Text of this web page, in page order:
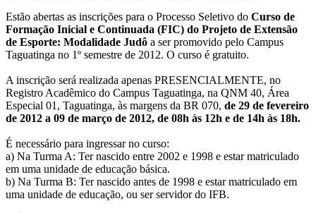
Estão abertas as inscrições para o Processo Seletivo do Curso de
Formação Inicial e Continuada (FIC) do Projeto de Extensão
de Esporte: Modalidade Judô a ser promovido pelo Campus
Taguatinga no 1º semestre de 2012. O curso é gratuito.
A inscrição será realizada apenas PRESENCIALMENTE, no
Registro Acadêmico do Campus Taguatinga, na QNM 40, Área
Especial 01, Taguatinga, às margens da BR 070, de 29 de fevereiro
de 2012 a 09 de março de 2012, de 08h às 12h e de 14h às 18h.
É necessário para ingressar no curso:
a) Na Turma A: Ter nascido entre 2002 e 1998 e estar matriculado
em uma unidade de educação básica.
b) Na Turma B: Ter nascido antes de 1998 e estar matriculado em
uma unidade de educação, ou ser servidor do IFB.